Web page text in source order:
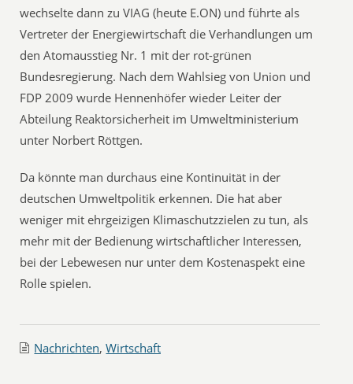
wechselte dann zu VIAG (heute E.ON) und führte als
Vertreter der Energiewirtschaft die Verhandlungen um
den Atomausstieg Nr. 1 mit der rot-grünen
Bundesregierung. Nach dem Wahlsieg von Union und
FDP 2009 wurde Hennenhöfer wieder Leiter der
Abteilung Reaktorsicherheit im Umweltministerium
unter Norbert Röttgen.
Da könnte man durchaus eine Kontinuität in der
deutschen Umweltpolitik erkennen. Die hat aber
weniger mit ehrgeizigen Klimaschutzzielen zu tun, als
mehr mit der Bedienung wirtschaftlicher Interessen,
bei der Lebewesen nur unter dem Kostenaspekt eine
Rolle spielen.
Nachrichten,Wirtschaft